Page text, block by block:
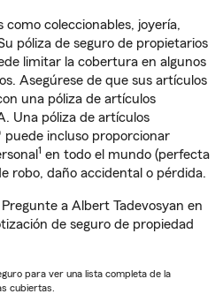
coleccionables, joyería,
póliza de seguro de propietarios
limitar la cobertura en algunos
Asegúrese de que sus artículos
una póliza de artículos
Una póliza de artículos
puede incluso proporcionar
1 en todo el mundo (perfecta
robo, daño accidental o pérdida.
a Albert Tadevosyan en
de seguro de propiedad
para ver una lista completa de la
cubiertas.